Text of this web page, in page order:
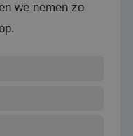
we nemen zo